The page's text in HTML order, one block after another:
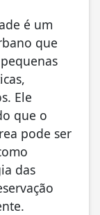
é um
que
Ele
que o
pode ser
das